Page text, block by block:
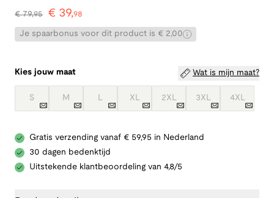
€79,95 € 39,98
Je spaarbonus voor dit product is € 2,00
Kies jouw maat Wat is mijn maat?
S M L XL 2XL 3XL 4XL
Gratis verzending vanaf € 59,95 in Nederland
30 dagen bedenktijd
Uitstekende klantbeoordeling van 4,8/5